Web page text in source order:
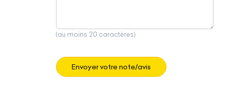
(au moins 20 caractères)
Envoyer votre note/avis